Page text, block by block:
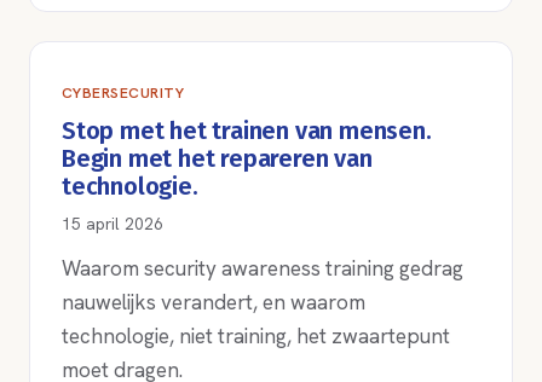
CYBERSECURITY
Stop met het trainen van mensen.
Begin met het repareren van
technologie.
15 april 2026
Waarom security awareness training gedrag
nauwelijks verandert, en waarom
technologie, niet training, het zwaartepunt
moet dragen.